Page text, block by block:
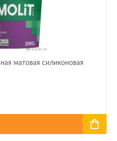
матовая силиконовая